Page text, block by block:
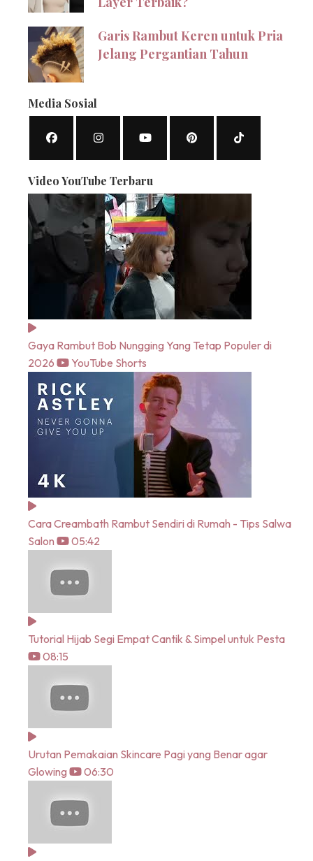
Garis Rambut Keren untuk Pria
Jelang Pergantian Tahun
Media Sosial
Video YouTube Terbaru
Gaya Rambut Bob Nungging Yang Tetap Populer di
2026
YouTube Shorts
Cara Creambath Rambut Sendiri di Rumah - Tips Salwa
Salon
05:42
Tutorial Hijab Segi Empat Cantik & Simpel untuk Pesta
08:15
Urutan Pemakaian Skincare Pagi yang Benar agar
Glowing
06:30